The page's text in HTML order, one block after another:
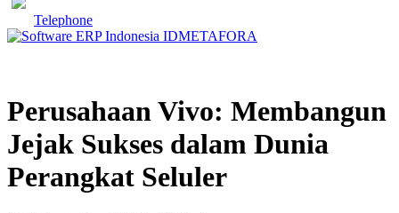
Telephone
Perusahaan Vivo: Membangun
Jejak Sukses dalam Dunia
Perangkat Seluler